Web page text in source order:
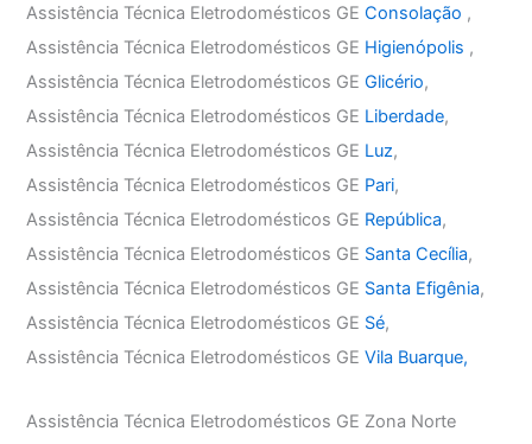
Assistência Técnica Eletrodomésticos GEConsolação ,
Assistência Técnica Eletrodomésticos GE Higienópolis ,
Assistência Técnica Eletrodomésticos GEGlicério,
Assistência Técnica Eletrodomésticos GE Liberdade,
Assistência Técnica Eletrodomésticos GE Luz,
Assistência Técnica Eletrodomésticos GE Pari,
Assistência Técnica Eletrodomésticos GE República,
Assistência Técnica Eletrodomésticos GE Santa Cecília,
Assistência Técnica Eletrodomésticos GE Santa Efigênia,
Assistência Técnica Eletrodomésticos GE Sé,
Assistência Técnica Eletrodomésticos GEVila Buarque,
Assistência Técnica Eletrodomésticos GE Zona Norte